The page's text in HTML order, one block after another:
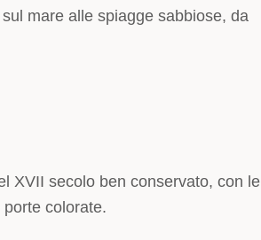
mare alle spiagge sabbiose, da
XVII secolo ben conservato, con le
colorate.